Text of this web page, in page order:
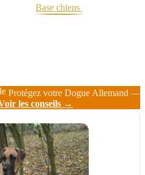
Base chiens
Protégez votre Dogue Allemand —
les conseils →